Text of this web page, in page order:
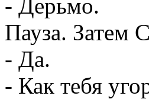
- Дерьмо.
Пауза. Затем
- Да.
- Как тебя